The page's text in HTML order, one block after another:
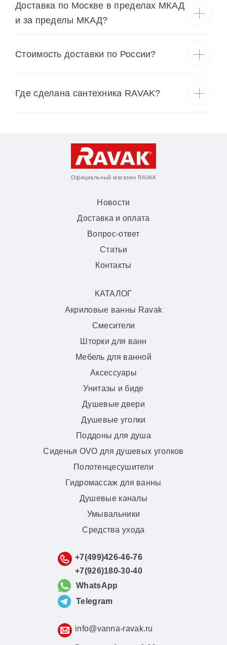
Доставка по Москве в пределах МКАД
и за пределы МКАД?
Cтоимость доставки по России?
Где сделана сантехника RAVAK?
Официальный магазин RAVAK
Новости
Доставка и оплата
Вопрос-ответ
Статьи
Контакты
КАТАЛОГ
Акриловые ванны Ravak
Смесители
Шторки для ванн
Мебель для ванной
Аксессуары
Унитазы и биде
Душевые двери
Душевые уголки
Поддоны для душа
Сиденья OVO для душевых уголков
Полотенцесушители
Гидромассаж для ванны
Душевые каналы
Умывальники
Средства ухода
+7(499)426-46-76
+7(926)180-30-40
WhatsApp
Telegram
info@vanna-ravak.ru